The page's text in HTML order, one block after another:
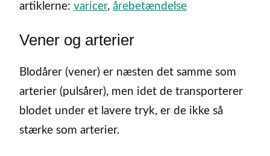
artiklerne: varicer, årebetændelse
Vener og arterier
Blodårer (vener) er næsten det samme som
arterier (pulsårer), men idet de transporterer
blodet under et lavere tryk, er de ikke så
stærke som arterier.